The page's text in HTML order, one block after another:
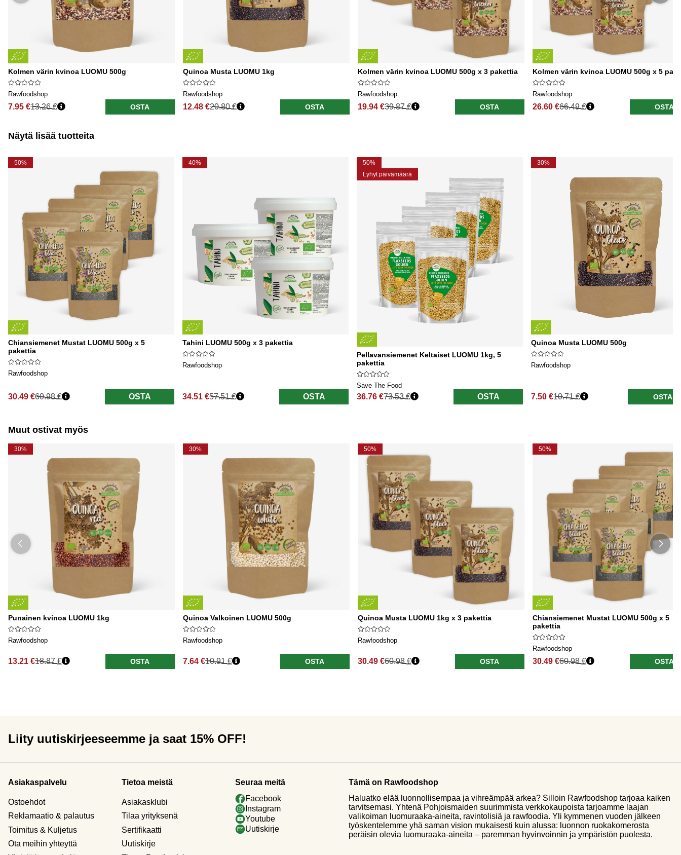
Kolmen värin kvinoa LUOMU 500g
Rawfoodshop
7.95 €13.26 € OSTA
Quinoa Musta LUOMU 1kg
Rawfoodshop
12.48 €20.80 € OSTA
Kolmen värin kvinoa LUOMU 500g x 3 pakettia
Rawfoodshop
19.94 €39.87 € OSTA
Kolmen värin kvinoa LUOMU 500g x 5
Rawfoodshop
26.60 €66.49 € OSTA
Näytä lisää tuotteita
50%
Chiansiemenet Mustat LUOMU 500g x 5
pakettia
Rawfoodshop
30.49 €
Normaali hinta
60.98 € OSTA
40%
Tahini LUOMU 500g x 3 pakettia
Rawfoodshop
34.51 €
Normaali hinta
57.51 € OSTA
50%
Lyhyt päivämäärä
Pellavansiemenet Keltaiset LUOMU 1kg, 5
pakettia
Save The Food
36.76 €
Normaali hinta
73.53 € OSTA
30%
Quinoa Musta LUOMU 500g
Rawfoodshop
7.50 €
Normaali hinta
10.71 € OSTA
Muut ostivat myös
30%
Punainen kvinoa LUOMU 1kg
Rawfoodshop
13.21 €18.87 € OSTA
30%
Quinoa Valkoinen LUOMU 500g
Rawfoodshop
7.64 €10.91 € OSTA
50%
Quinoa Musta LUOMU 1kg x 3 pakettia
Rawfoodshop
30.49 €60.98 € OSTA
50%
Chiansiemenet Mustat LUOMU 500g x 5
pakettia
Rawfoodshop
30.49 €60.98 € OSTA
Liity uutiskirjeeseemme ja saat 15% OFF!
Asiakaspalvelu
Ostoehdot
Reklamaatio & palautus
Toimitus & Kuljetus
Ota meihin yhteyttä
Tietoa meistä
Asiakasklubi
Tilaa yrityksenä
Sertifikaatti
Uutiskirje
Seuraa meitä
Facebook
Instagram
Youtube
Uutiskirje
Tämä on Rawfoodshop
Haluatko elää luonnollisempaa ja vihreämpää arkea? Silloin Rawfoodshop tarjoaa kaiken
tarvitsemasi. Yhtenä Pohjoismaiden suurimmista verkkokaupoista tarjoamme laajan
valikoiman luomuraaka-aineita, ravintolisiä ja rawfoodia. Yli kymmenen vuoden jälkeen
työskentelemme yhä saman vision mukaisesti kuin alussa: luonnon ruokakomerosta
peräisin olevia luomuraaka-aineita – paremman hyvinvoinnin ja ympäristön puolesta.